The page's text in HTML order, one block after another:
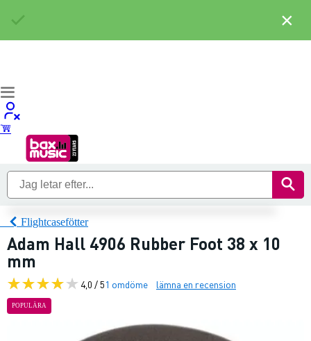
Flightcasefötter
Adam Hall 4906 Rubber Foot 38 x 10
mm
4,0 / 51 omdöme lämna en recension
POPULÄRA
×